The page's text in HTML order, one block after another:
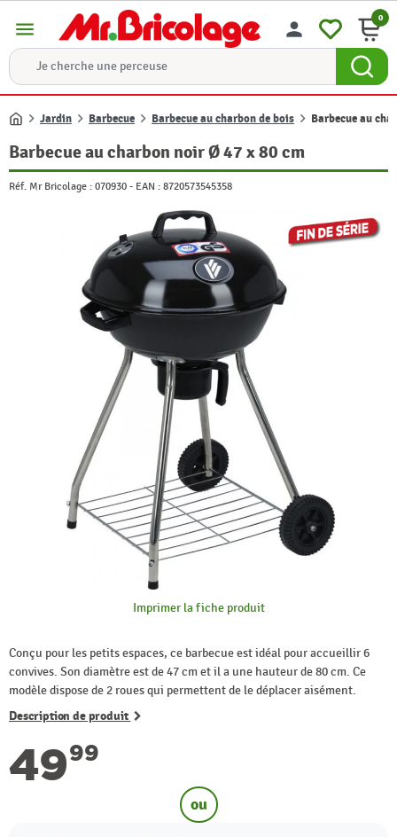
menu person 0
Accueil
Jardin Barbecue Barbecue au charbon de bois Barbecue au
Barbecue au charbon noir Ø 47 x 80 cm
Réf. Mr Bricolage : 070930 - EAN : 8720573545358
Imprimer la fiche produit
Conçu pour les petits espaces, ce barbecue est idéal pour accueillir 6
convives. Son diamètre est de 47 cm et il a une hauteur de 80 cm. Ce
modèle dispose de 2 roues qui permettent de le déplacer aisément.
Description de produit
4999
ou